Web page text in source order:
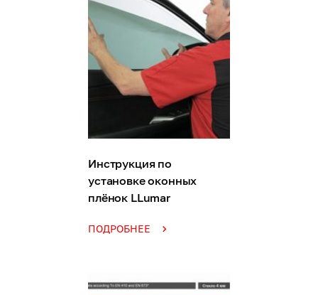
Инструкция по
установке оконных
плёнок LLumar
ПОДРОБНЕЕ